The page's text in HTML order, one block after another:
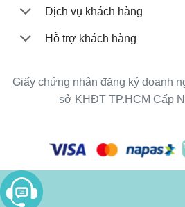
Dịch vụ khách hàng
Hỗ trợ khách hàng
Giấy chứng nhận đăng ký doanh
sở KHĐT TP.HCM Cấp